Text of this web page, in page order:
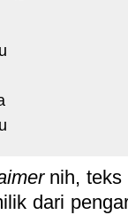
nih, teks
dari